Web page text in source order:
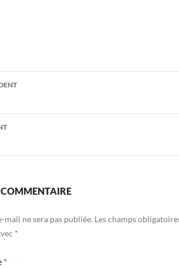
COMMENTAIRE
mail ne sera pas publiée. Les champs
*
*